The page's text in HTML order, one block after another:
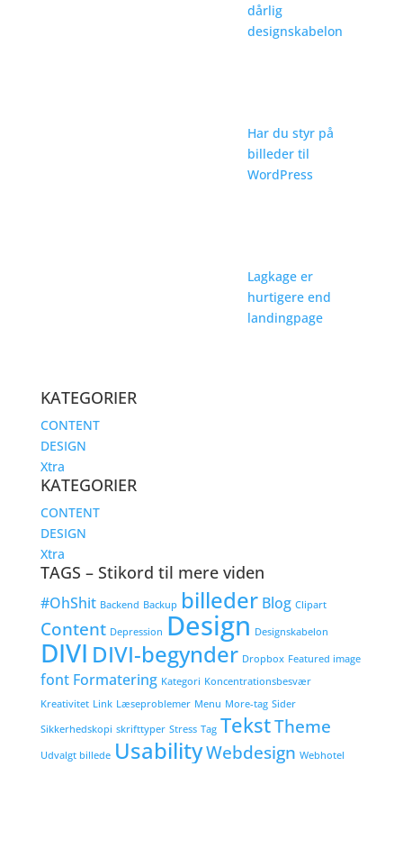
dårlig
designskabelon
Har du styr på
billeder til
WordPress
Lagkage er
hurtigere end
landingpage
KATEGORIER
CONTENT
DESIGN
Xtra
KATEGORIER
CONTENT
DESIGN
Xtra
TAGS – Stikord til mere viden
#OhShit Backend Backup billeder Blog Clipart
Content Depression Design Designskabelon
DIVI DIVI-begynder Dropbox Featured image
font Formatering Kategori Koncentrationsbesvær
Kreativitet Link Læseproblemer Menu More-tag Sider
Sikkerhedskopi skrifttyper Stress Tag TekstTheme
Udvalgt billede UsabilityWebdesign Webhotel